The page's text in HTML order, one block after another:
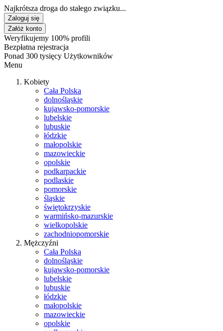
Najkrótsza droga do stałego związku...
Zaloguj się
Załóż konto
Weryfikujemy 100% profili
Bezpłatna rejestracja
Ponad 300 tysięcy Użytkowników
Menu
Kobiety
Cała Polska
dolnośląskie
kujawsko-pomorskie
lubelskie
lubuskie
łódzkie
małopolskie
mazowieckie
opolskie
podkarpackie
podlaskie
pomorskie
śląskie
świętokrzyskie
warmińsko-mazurskie
wielkopolskie
zachodniopomorskie
Mężczyźni
Cała Polska
dolnośląskie
kujawsko-pomorskie
lubelskie
lubuskie
łódzkie
małopolskie
mazowieckie
opolskie